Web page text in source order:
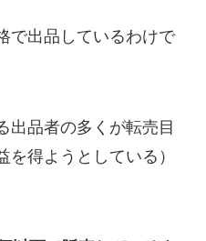
で出品しているわけで
出品者の多くが転売目
得ようとしている）